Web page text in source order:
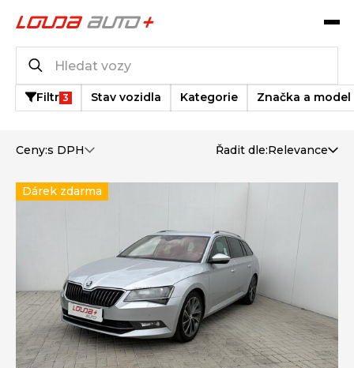
Filtr 3 Stav vozidla Kategorie Značka a model
Ceny:s DPH Řadit dle:Relevance
Dárek zdarma